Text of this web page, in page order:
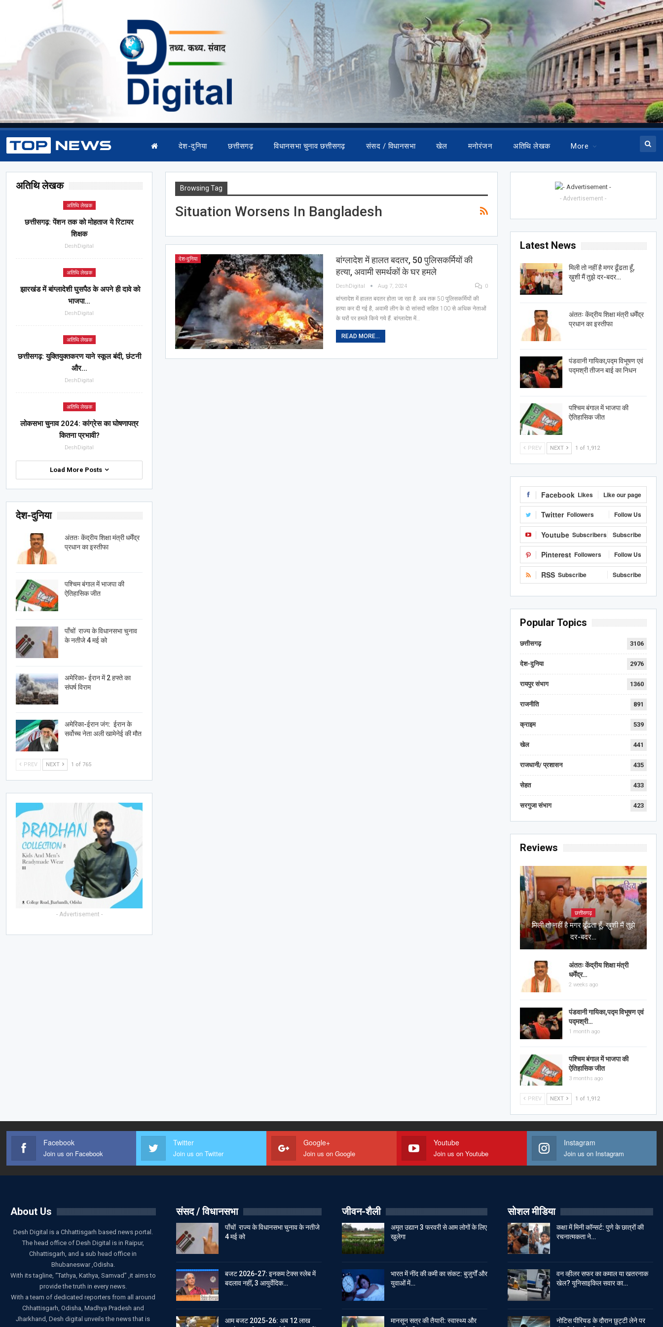
देश-दुनिया छत्तीसगढ़ विधानसभा चुनाव छत्तीसगढ़ संसद / विधानसभा खेल मनोरंजन अतिथि लेखक More
Browsing Tag
Situation Worsens In Bangladesh
देश-दुनिया
बांग्लादेश में हालत बदतर, 50 पुलिसकर्मियों की
हत्या, अवामी समर्थकों के घर हमले
DeshDigital Aug 7, 2024 0
बांग्लादेश में हालत बदतर होता जा रहा है. अब तक 50 पुलिसकर्मियों की
हत्या कर दी गई है, अवामी लीग के दो सांसदों सहित 100 से अधिक नेताओं
के घरों पर हमले किये गये हैं. बांग्लादेश में…
READ MORE...
- Advertisement -
Latest News
मिली तो नहीं है मगर ढूँढता हूँ,
ख़ुशी मैं तुझे दर-बदर…
अंततः केंद्रीय शिक्षा मंत्री धर्मेंद्र
प्रधान का इस्तीफा
पंडवानी गायिका,पद्म विभूषण एवं
पद्मश्री तीजन बाई का निधन
पश्चिम बंगाल में भाजपा की
ऐतिहासिक जीत
PREV NEXT 1 of 1,912
Facebook Likes Like our page
Twitter Followers Follow Us
Youtube Subscribers Subscribe
Pinterest Followers Follow Us
RSS Subscribe Subscribe
Popular Topics
छत्तीसगढ़ 3106
देश-दुनिया 2976
रायपुर संभाग 1360
राजनीति 891
क्राइम 539
खेल 441
राजधानी/ प्रशासन 435
सेहत 433
सरगुजा संभाग 423
Reviews
छत्तीसगढ़
मिली तो नहीं है मगर ढूँढता हूँ, ख़ुशी मैं तुझे
दर-बदर…
अंततः केंद्रीय शिक्षा मंत्री
धर्मेंद्र…
2 weeks ago
पंडवानी गायिका,पद्म विभूषण एवं
पद्मश्री…
1 month ago
पश्चिम बंगाल में भाजपा की
ऐतिहासिक जीत
3 months ago
PREV NEXT 1 of 1,912
अतिथि लेखक
अतिथि लेखक
छत्तीसगढ़: पेंशन तक को मोहताज ये रिटायर
शिक्षक
DeshDigital
अतिथि लेखक
झारखंड में बांग्लादेशी घुसपैठ के अपने ही दावे को
भाजपा…
DeshDigital
अतिथि लेखक
छत्तीसगढ़: युक्तियुक्तकरण याने स्कूल बंदी, छंटनी
और…
DeshDigital
अतिथि लेखक
लोकसभा चुनाव 2024: कांग्रेस का घोषणापत्र
कितना प्रभावी?
DeshDigital
Load More Posts
देश-दुनिया
अंततः केंद्रीय शिक्षा मंत्री धर्मेंद्र
प्रधान का इस्तीफा
पश्चिम बंगाल में भाजपा की
ऐतिहासिक जीत
पाँचों राज्य के विधानसभा चुनाव
के नतीजे 4 मई को
अमेरिका- ईरान में 2 हफ्ते का
संघर्ष विराम
अमेरिका-ईरान जंग: ईरान के
सर्वोच्च नेता अली खामेनेई की मौत
PREV NEXT 1 of 765
- Advertisement -
Facebook
Join us on Facebook
Twitter
Join us on Twitter
Google+
Join us on Google
Youtube
Join us on Youtube
Instagram
Join us on Instagram
About Us
Desh Digital is a Chhattisgarh based news portal.
The head office of Desh Digital is in Raipur,
Chhattisgarh, and a sub head office in
Bhubaneswar ,Odisha.
With its tagline, “Tathya, Kathya, Samvad” ,it aims to
provide the truth in every news.
With a team of dedicated reporters from all around
Chhattisgarh, Odisha, Madhya Pradesh and
Jharkhand, Desh digital unveils the news that is
संसद / विधानसभा
पाँचों राज्य के विधानसभा चुनाव के नतीजे
4 मई को
बजट 2026-27: इनकम टेक्स स्लेब में
बदलाव नहीं, 3 आयुर्वेदिक…
आम बजट 2025-26: अब 12 लाख
जीवन-शैली
अमृत उद्यान 3 फरवरी से आम लोगों के लिए
खुलेगा
भारत में नींद की कमी का संकट: बुजुर्गों और
युवाओं में…
मानसून सत्र की तैयारी: स्वास्थ्य और
सोशल मीडिया
कक्षा में मिनी कॉन्सर्ट: पुणे के छात्रों की
रचनात्मकता ने…
वन व्हीलर सफर का कमाल या खतरनाक
खेल? यूनिसाइकिल सवार का…
नोटिस पीरियड के दौरान छुट्टी लेने पर